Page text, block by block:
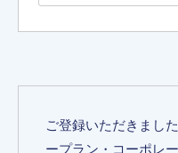
ご登録いただきまし
ープラン・コーポレ